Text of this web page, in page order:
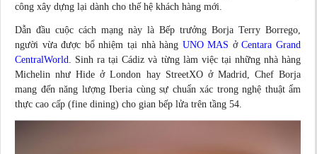
công xây dựng lại dành cho thế hệ khách hàng mới.
Dẫn đầu cuộc cách mạng này là Bếp trưởng Borja Terry Borrego,
người vừa được bổ nhiệm tại nhà hàng UNO MAS ởCentara Grand
CentralWorld . Sinh ra tại Cádiz và từng làm việc tại những nhà hàng
Michelin như Hide ở London hay StreetXO ở Madrid, Chef Borja
mang đến năng lượng Iberia cùng sự chuẩn xác trong nghệ thuật ẩm
thực cao cấp (fine dining) cho gian bếp lửa trên tầng 54.